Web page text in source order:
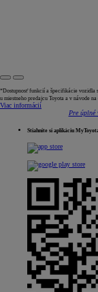
*Dostupnosť funkcií a špecifikácie vozidla
u miestneho predajcu Toyota a v návode na
Viac informácií
Pre úplné
Stiahnite si aplikáciu